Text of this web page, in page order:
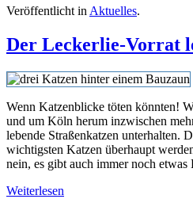
Veröffentlicht inAktuelles.
Der Leckerlie-Vorrat
Wenn Katzenblicke töten könnten!
und um Köln herum inzwischen
lebende Straßenkatzen unterhalten.
wichtigsten Katzen überhaupt
nein, es gibt auch immer noch etwas
Weiterlesen